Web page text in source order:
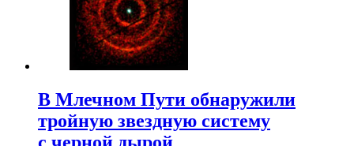
В Млечном Пути обнаружили
тройную звездную систему
с черной дырой